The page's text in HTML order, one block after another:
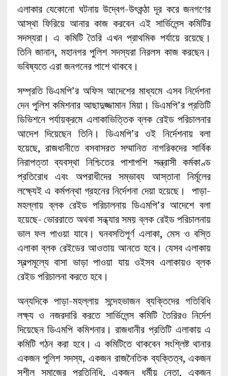
এলাকার যেকোনো ঘটনায় উদ্বেগ-উৎকন্ঠা দূর করে জনগণের
আস্থা ফিরিয়ে আনার কাজ করবেন এই সার্ভিলেন্স কমিটির
সদস্যরা। এ কমিটি তৈরি এখন প্রাথমিক পর্যায়ে রয়েছে।
তিনি জানান, মহানগর পুলিশ সদস্যরা নিরলস কাজ করছেন।
ভবিষ্যতে এরা জনগনের পাশে থাকবে।
সম্প্রতি ডিএমপি’র অফিস আদেশের মাধ্যমে এসব নির্দেশনা
দেন পুলিশ কমিশনার আছাদুজ্জামান মিয়া। ডিএমপি’র প্রতিটি
ডিভিশনে পর্যায়ক্রমে এলাকাভিত্তিক ব্লক রেইড পরিচালনার
আদেশ দিয়েছেন তিনি। ডিএমপি’র ওই নির্দেশনায় বলা
হয়েছে, রাজধানীতে বসবাসরত সম্মানিত নাগরিকদের সার্বিক
নিরাপত্তা ব্যবস্থা নিশ্চিতের পাশাপশি সন্ত্রাসী কর্মকাণ্ড
প্রতিরোধ এবং অপরাধীদের সম্ভাব্য আস্তানা নির্মূলের
লক্ষ্যেই এ কর্মপন্থা গ্রহনের নির্দেশনা দেয়া হয়েছে। পাড়া-
মহল্লায় ব্লক রেইড পরিচালনায় ডিএমপি’র আদেশে বলা
হয়েছে- ভোররাতে অথবা সন্ধ্যার সময় ব্লক রেইড পরিচালনায়
ভাল ফল পাওয়া যাবে। ঘনবসতিপূর্ণ এলাকা, মেস ও বস্তি
এলাকা ব্লক রেইডের আওতায় আনতে হবে। যেসব এলাকায়
স্বল্পমূল্যে বাসা ভাড়া পাওয়া যায় ওইসব এলাকায়ও ব্লক
রেইড পরিচালনা করতে হবে।
অন্যদিকে পাড়া-মহল্লায় সন্দেহভাজন ব্যক্তিদের গতিবিধি
লক্ষ্য ও নজরদারি করতে সার্ভিলেন্স কমিটি তৈরিরও নির্দেশ
দিয়েছেন ডিএমপি কমিশনার। রাজধানীর প্রতিটি এলাকায় এ
কমিটি গঠন করা হবে। এ কমিটিতে থাকবেন সংশ্লিষ্ট থানার
একজন পুলিশ সদস্য, একজন রাজনৈতিক ব্যক্তিত্ব, একজন
সুশীল সমাজের প্রতিনিধি, একজন ধর্মীয় নেতা, একজন